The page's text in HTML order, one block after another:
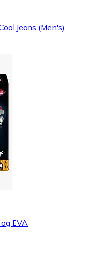
Jeans (Men's)
EVA